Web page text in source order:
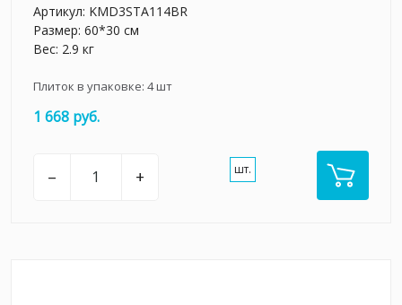
Артикул: KMD3STA114BR
Размер: 60*30 см
Вес: 2.9 кг
Плиток в упаковке: 4шт
1 668 руб.
– + шт.